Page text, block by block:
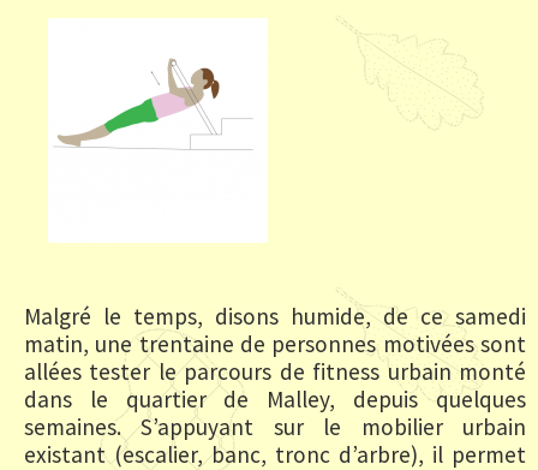
Malgré le temps, disons humide, de ce samedi
matin, une trentaine de personnes motivées sont
allées tester le parcours de fitness urbain monté
dans le quartier de Malley, depuis quelques
semaines. S’appuyant sur le mobilier urbain
existant (escalier, banc, tronc d’arbre), il permet